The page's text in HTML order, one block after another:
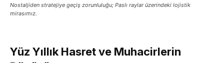
Nostaljiden stratejiye geçiş zorunluluğu; Paslı raylar üzerindeki lojistik
mirasımız.
Yüz Yıllık Hasret ve Muhacirlerin